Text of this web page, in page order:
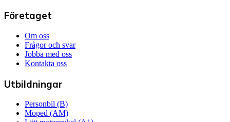
Företaget
Om oss
Frågor och svar
Jobba med oss
Kontakta oss
Utbildningar
Personbil (B)
Moped (AM)